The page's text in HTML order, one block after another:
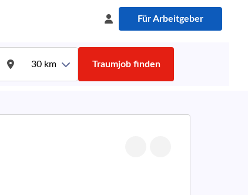
Für Arbeitgeber
30 km Traumjob finden